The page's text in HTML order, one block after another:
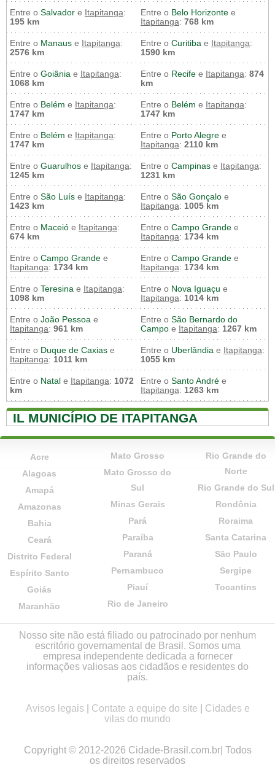
Entre o Salvador e Itapitanga:
195 km
Entre o Belo Horizonte e
Itapitanga: 768 km
Entre o Manaus e Itapitanga:
2576 km
Entre o Curitiba e Itapitanga:
1590 km
Entre o Goiânia e Itapitanga:
1068 km
Entre o Recife e Itapitanga: 874
km
Entre o Belém e Itapitanga:
1747 km
Entre o Belém e Itapitanga:
1747 km
Entre o Belém e Itapitanga:
1747 km
Entre o Porto Alegre e
Itapitanga: 2110 km
Entre o Guarulhos e Itapitanga:
1245 km
Entre o Campinas e Itapitanga:
1231 km
Entre o São Luís e Itapitanga:
1423 km
Entre o São Gonçalo e
Itapitanga: 1005 km
Entre o Maceió e Itapitanga:
674 km
Entre o Campo Grande e
Itapitanga: 1734 km
Entre o Campo Grande e
Itapitanga: 1734 km
Entre o Campo Grande e
Itapitanga: 1734 km
Entre o Teresina e Itapitanga:
1098 km
Entre o Nova Iguaçu e
Itapitanga: 1014 km
Entre o João Pessoa e
Itapitanga: 961 km
Entre o São Bernardo do
Campo e Itapitanga: 1267 km
Entre o Duque de Caxias e
Itapitanga: 1011 km
Entre o Uberlândia e Itapitanga:
1055 km
Entre o Natal e Itapitanga: 1072
km
Entre o Santo André e
Itapitanga: 1263 km
IL MUNICÍPIO DE ITAPITANGA
Acre
Alagoas
Amapá
Amazonas
Bahia
Ceará
Distrito Federal
Espírito Santo
Goiás
Maranhão
Mato Grosso
Mato Grosso do
Sul
Minas Gerais
Pará
Paraíba
Paraná
Pernambuco
Piauí
Rio de Janeiro
Rio Grande do
Norte
Rio Grande do Sul
Rondônia
Roraima
Santa Catarina
São Paulo
Sergipe
Tocantins
Nosso site não está filiado ou patrocinado por nenhum
escritório governamental de Brasil. Somos uma
empresa independente dedicada a fornecer
informações valiosas aos cidadãos e residentes do
país.
Avisos legais Contate a equipe do site
Cidades e
vilas do mundo
Copyright © 2012-2026 Cidade-Brasil.com.br| Todos
os direitos reservados